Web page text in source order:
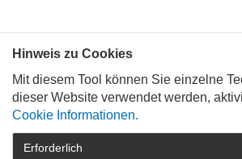
STARTSEITE
Hinweis zu Cookies
Mit diesem Tool können Sie einzelne
dieser Website verwendet werden,
Cookie Informationen.
Erforderlich